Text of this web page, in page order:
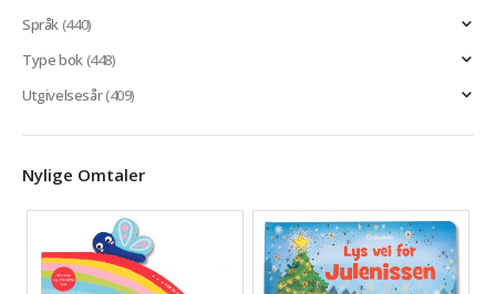
Språk(440)
Type bok(448)
Utgivelsesår(409)
Nylige Omtaler